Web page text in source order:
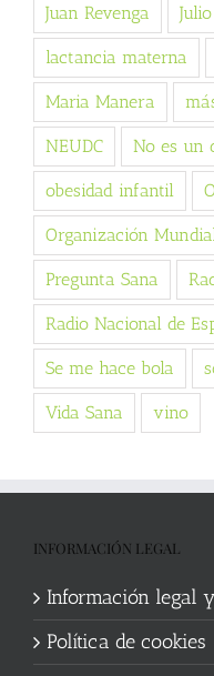
Juan Revenga
lactancia materna
Maria Manera
NEUDC No es un
obesidad infantil
Organización
Pregunta Sana
Radio Nacional de
Se me hace bola
Vida Sana vino
INFORMACIÓN LEGAL
Información legal
Política de cookies